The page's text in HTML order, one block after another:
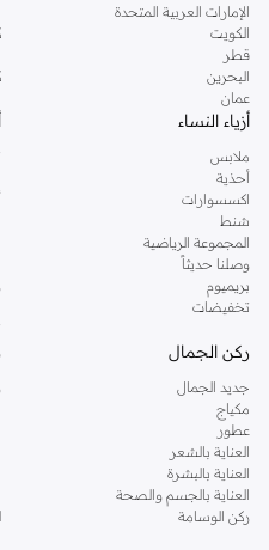
دوروثي بيركنز الشهيرة. تصفحي المجموعة
استخدمي القائمة لتحديد تجربة تسوق
والدعم الاستثنائي يضمن لك تجربة تسوق
الإمارات العربية المتحدة
الكويت
قطر
البحرين
عمان
أزياء النساء
ملابس
أحذية
اكسسوارات
شنط
المجموعة الرياضية
وصلنا حديثاً
بريميوم
تخفيضات
ركن الجمال
جديد الجمال
مكياج
عطور
العناية بالشعر
العناية بالبشرة
العناية بالجسم والصحة
ركن الوسامة